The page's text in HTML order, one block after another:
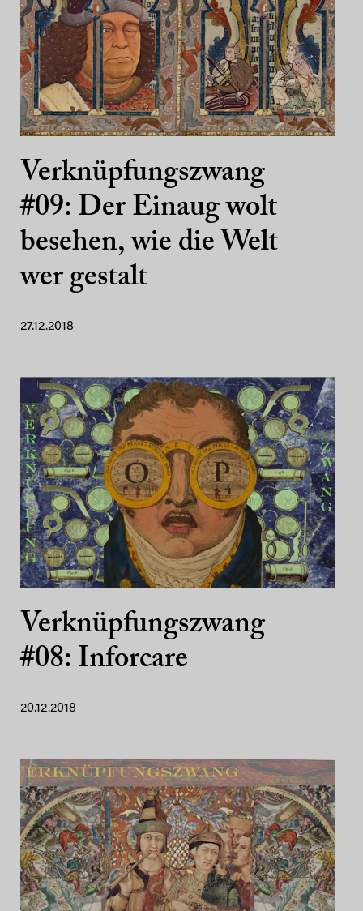
Verknüpfungszwang
#09: Der Einaug wolt
besehen, wie die Welt
wer gestalt
27.12.2018
Verknüpfungszwang
#08: Inforcare
20.12.2018